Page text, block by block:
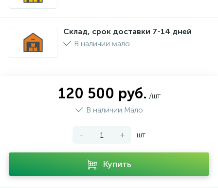
Склад, срок доставки 7-14 дней
В наличии мало
120 500 руб. /шт
В наличии Мало
- + шт
Купить